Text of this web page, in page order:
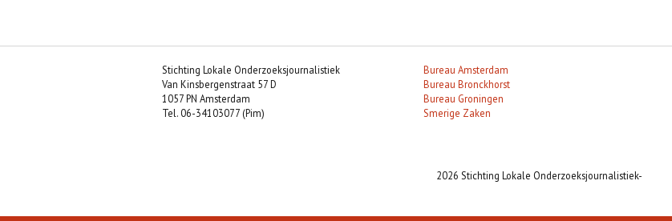
Stichting Lokale Onderzoeksjournalistiek
Van Kinsbergenstraat 57 D
1057 PN Amsterdam
Tel. 06-34103077 (Pim)
Bureau Amsterdam
Bureau Bronckhorst
Bureau Groningen
Smerige Zaken
2026 Stichting Lokale Onderzoeksjournalistiek-